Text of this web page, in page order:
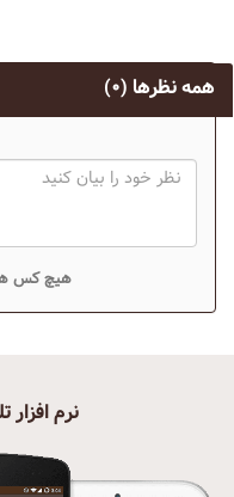
همه نظرها (۰)
هیچ کس
نرم افزار